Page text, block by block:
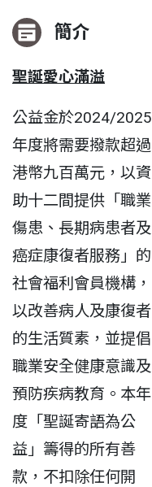
簡介
聖誕愛心滿溢
公益金於2024/2025
年度將需要撥款超過
港幣九百萬元，以資
助十二間提供「職業
傷患、長期病患者及
癌症康復者服務」的
社會福利會員機構，
以改善病人及康復者
的生活質素，並提倡
職業安全健康意識及
預防疾病教育。本年
度「聖誕寄語為公
益」籌得的所有善
款，不扣除任何開